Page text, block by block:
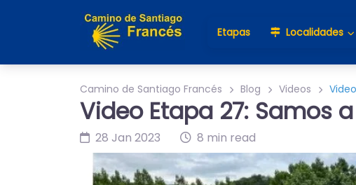
Etapas Localidades
Camino de Santiago Francés Blog Videos
Video Etapa 27: Samos
28 Jan 2023 8 min read